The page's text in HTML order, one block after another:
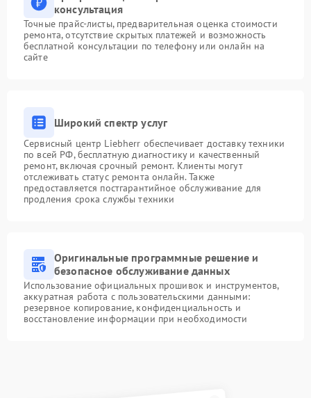
консультация
Точные прайс-листы, предварительная оценка стоимости
ремонта, отсутствие скрытых платежей и возможность
бесплатной консультации по телефону или онлайн на
сайте
Широкий спектр услуг
Сервисный центр Liebherr обеспечивает доставку техники
по всей РФ, бесплатную диагностику и качественный
ремонт, включая срочный ремонт. Клиенты могут
отслеживать статус ремонта онлайн. Также
предоставляется постгарантийное обслуживание для
продления срока службы техники
Оригинальные программные решение и
безопасное обслуживание данных
Использование официальных прошивок и инструментов,
аккуратная работа с пользовательскими данными:
резервное копирование, конфиденциальность и
восстановление информации при необходимости